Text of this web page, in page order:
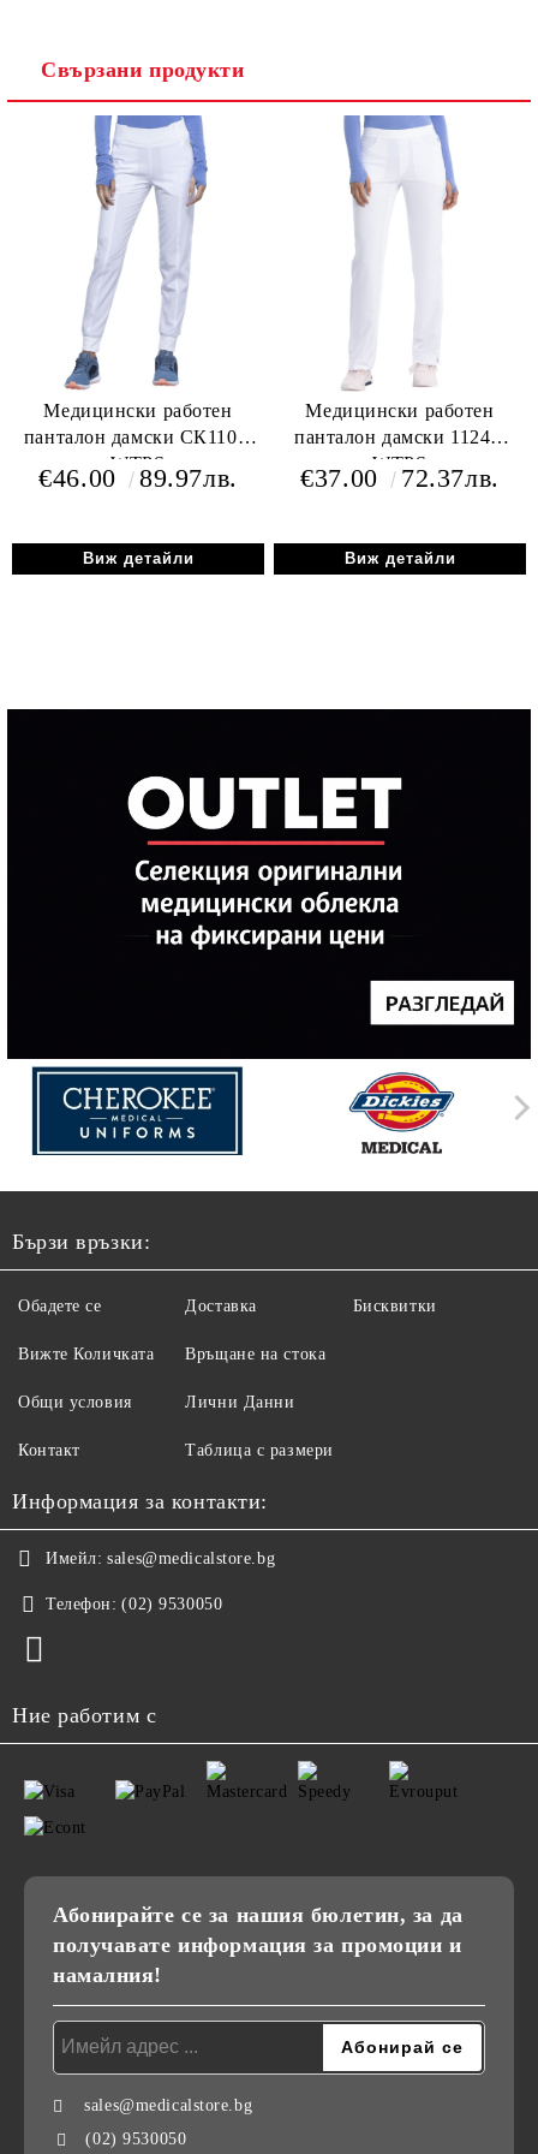
Свързани продукти
Медицински работен
панталон дамски СК110А
WTPS
€46.00 89.97лв.
Виж детайли
Медицински работен
панталон дамски 1124А
WTPS
€37.00 72.37лв.
Виж детайли
Бързи връзки:
Обадете се
Вижте Количката
Общи условия
Контакт
Доставка
Връщане на стока
Лични Данни
Таблица с размери
Бисквитки
Информация за контакти:
Имейл: sales@medicalstore.bg
Телефон: (02) 9530050
Ние работим с
Абонирайте се за нашия бюлетин, за да
получавате информация за промоции и
намалния!
sales@medicalstore.bg
(02) 9530050